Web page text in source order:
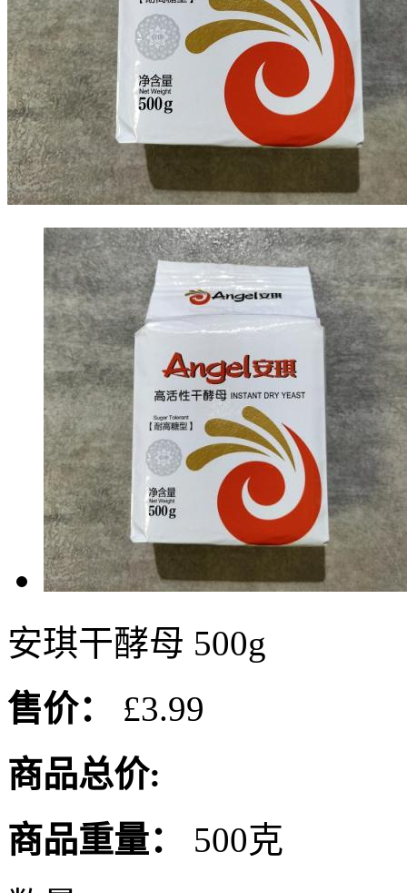
安琪干酵母 500g
售价：
£3.99
商品总价:
商品重量：
500克